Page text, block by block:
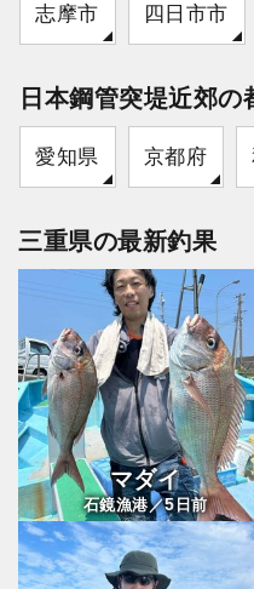
志摩市 四日市市
日本鋼管突堤近郊の
愛知県 京都府
三重県の最新釣果
マダイ
石鏡漁港／5日前